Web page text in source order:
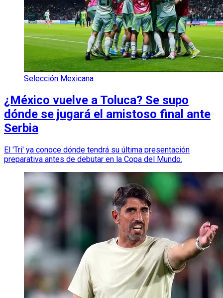
Selección Mexicana
¿México vuelve a Toluca? Se supo
dónde se jugará el amistoso final ante
Serbia
El 'Tri' ya conoce dónde tendrá su última presentación
preparativa antes de debutar en la Copa del Mundo.